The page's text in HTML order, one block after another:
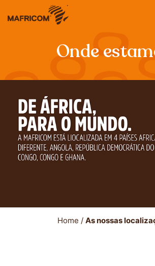
Sobre nós
Produtos
Catálogo
Carreiras
EN
FR
Onde
Home / As nossas